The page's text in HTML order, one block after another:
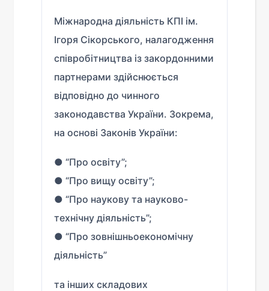
Міжнародна діяльність КПІ ім.
Ігоря Сікорського, налагодження
співробітництва із закордонними
партнерами здійснюється
відповідно до чинного
законодавства України. Зокрема,
на основі Законів України:
● “Про освіту”;
● “Про вищу освіту”;
● “Про наукову та науково-
технічну діяльність”;
● “Про зовнішньоекономічну
діяльність”
та інших складових